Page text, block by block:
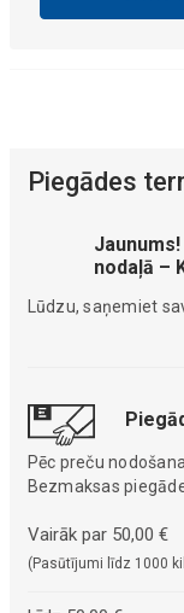
Piegādes
nodaļā –
Lūdzu, saņemiet
Pēc preču
Bezmaksas
Vairāk par 50,00 €
(Pasūtījumi līdz 1000